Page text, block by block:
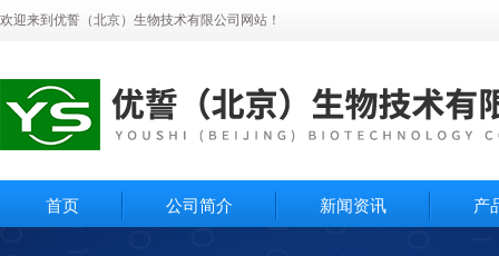
欢迎来到优誓（北京）生物技术有限公司网站！
首页 公司简介 新闻资讯 产